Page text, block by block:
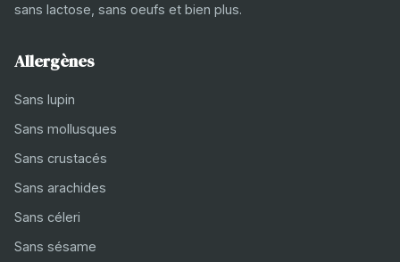
sans lactose, sans oeufs et bien plus.
Allergènes
Sans lupin
Sans mollusques
Sans crustacés
Sans arachides
Sans céleri
Sans sésame